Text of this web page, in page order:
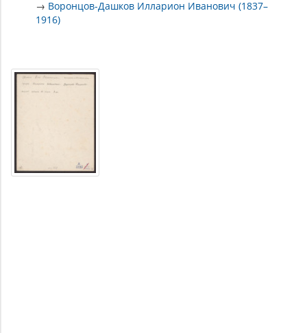
→ Воронцов-Дашков Илларион Иванович (1837–
1916)